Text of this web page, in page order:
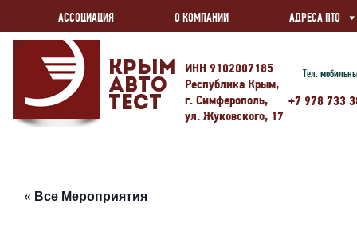
АССОЦИАЦИЯ О КОМПАНИИ АДРЕСА ПТО
Крым
Авто
Тест
ИНН 9102007185
Республика Крым,
г. Симферополь,
ул. Жуковского, 17
Тел.
+7 978 733
« Все Мероприятия